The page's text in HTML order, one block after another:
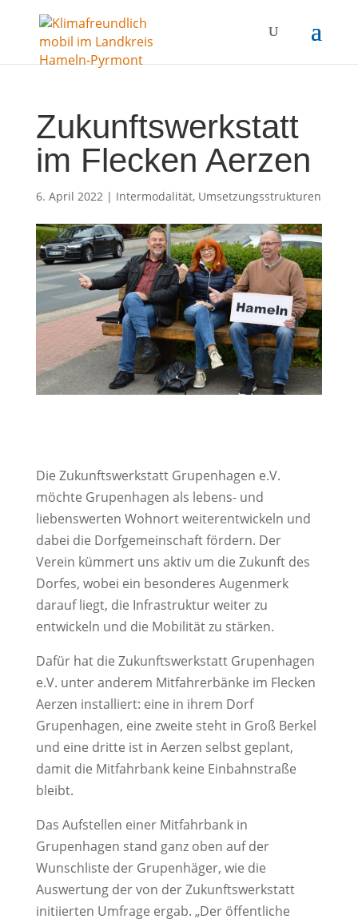
Zukunftswerkstatt
im Flecken Aerzen
6. April 2022| Intermodalität, Umsetzungsstrukturen
Die Zukunftswerkstatt Grupenhagen e.V.
möchte Grupenhagen als lebens- und
liebenswerten Wohnort weiterentwickeln und
dabei die Dorfgemeinschaft fördern. Der
Verein kümmert uns aktiv um die Zukunft des
Dorfes, wobei ein besonderes Augenmerk
darauf liegt, die Infrastruktur weiter zu
entwickeln und die Mobilität zu stärken.
Dafür hat die Zukunftswerkstatt Grupenhagen
e.V. unter anderem Mitfahrerbänke im Flecken
Aerzen installiert: eine in ihrem Dorf
Grupenhagen, eine zweite steht in Groß Berkel
und eine dritte ist in Aerzen selbst geplant,
damit die Mitfahrbank keine Einbahnstraße
bleibt.
Das Aufstellen einer Mitfahrbank in
Grupenhagen stand ganz oben auf der
Wunschliste der Grupenhäger, wie die
Auswertung der von der Zukunftswerkstatt
initiierten Umfrage ergab. „Der öffentliche